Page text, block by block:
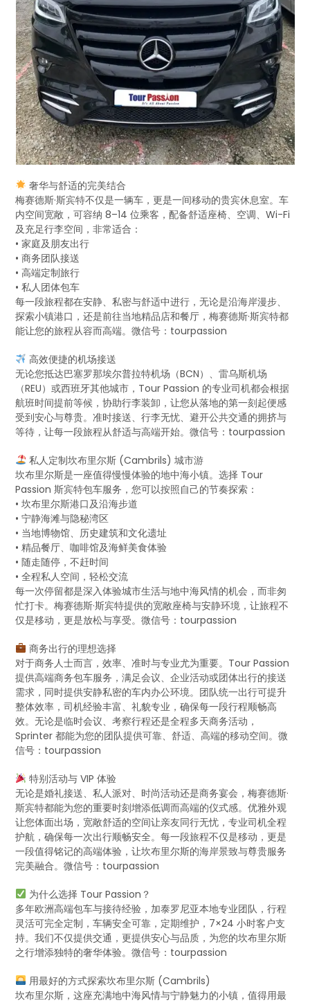
奢华与舒适的完美结合
梅赛德斯·斯宾特不仅是一辆车，更是一间移动的贵宾休息室。车
内空间宽敞，可容纳 8–14 位乘客，配备舒适座椅、空调、Wi-Fi
及充足行李空间，非常适合：
• 家庭及朋友出行
• 商务团队接送
• 高端定制旅行
• 私人团体包车
每一段旅程都在安静、私密与舒适中进行，无论是沿海岸漫步、
探索小镇港口，还是前往当地精品店和餐厅，梅赛德斯·斯宾特都
能让您的旅程从容而高端。微信号：tourpassion
高效便捷的机场接送
无论您抵达巴塞罗那埃尔普拉特机场（BCN）、雷乌斯机场
（REU）或西班牙其他城市，Tour Passion 的专业司机都会根据
航班时间提前等候，协助行李装卸，让您从落地的第一刻起便感
受到安心与尊贵。准时接送、行李无忧、避开公共交通的拥挤与
等待，让每一段旅程从舒适与高端开始。微信号：tourpassion
私人定制坎布里尔斯 (Cambrils) 城市游
坎布里尔斯是一座值得慢慢体验的地中海小镇。选择 Tour
Passion 斯宾特包车服务，您可以按照自己的节奏探索：
• 坎布里尔斯港口及沿海步道
• 宁静海滩与隐秘湾区
• 当地博物馆、历史建筑和文化遗址
• 精品餐厅、咖啡馆及海鲜美食体验
• 随走随停，不赶时间
• 全程私人空间，轻松交流
每一次停留都是深入体验城市生活与地中海风情的机会，而非匆
忙打卡。梅赛德斯·斯宾特提供的宽敞座椅与安静环境，让旅程不
仅是移动，更是放松与享受。微信号：tourpassion
商务出行的理想选择
对于商务人士而言，效率、准时与专业尤为重要。Tour Passion
提供高端商务包车服务，满足会议、企业活动或团体出行的接送
需求，同时提供安静私密的车内办公环境。团队统一出行可提升
整体效率，司机经验丰富、礼貌专业，确保每一段行程顺畅高
效。无论是临时会议、考察行程还是全程多天商务活动，
Sprinter 都能为您的团队提供可靠、舒适、高端的移动空间。微
信号：tourpassion
特别活动与 VIP 体验
无论是婚礼接送、私人派对、时尚活动还是商务宴会，梅赛德斯·
斯宾特都能为您的重要时刻增添低调而高端的仪式感。优雅外观
让您体面出场，宽敞舒适的空间让亲友同行无忧，专业司机全程
护航，确保每一次出行顺畅安全。每一段旅程不仅是移动，更是
一段值得铭记的高端体验，让坎布里尔斯的海岸景致与尊贵服务
完美融合。微信号：tourpassion
为什么选择 Tour Passion？
多年欧洲高端包车与接待经验，加泰罗尼亚本地专业团队，行程
灵活可完全定制，车辆安全可靠，定期维护，7×24 小时客户支
持。我们不仅提供交通，更提供安心与品质，为您的坎布里尔斯
之行增添独特的奢华体验。微信号：tourpassion
用最好的方式探索坎布里尔斯 (Cambrils)
坎布里尔斯，这座充满地中海风情与宁静魅力的小镇，值得用最